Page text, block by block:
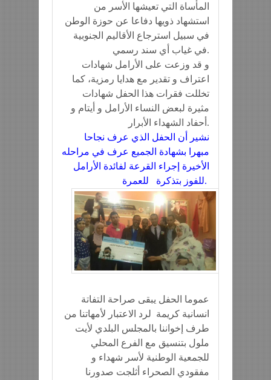
المأساة التي تعيشها الأسر من
استشهاد ذويها دفاعا عن حوزة الوطن
في سبيل استرجاع الأقاليم الجنوبية
في غياب أي سند رسمي.
اعتراف و تقدير مع هدايا رمزية، كما
تخللت فقرات هذا الحفل شهادات
مثيرة لبعض النساء الأرامل و أيتام و
أحفاد الشهداء الأبرار.
نشير أن الحفل الذي عرف نجاحا
مبهرا بشهادة الجميع عرف في مراحله
الأخيرة إجراء القرعة لفائدة الأرامل
للفوز بتذكرة للعمرة.
انسانية كريمة لرد الاعتبار لأمهاتنا من
طرف إخواننا بالمجلس البلدي لأيت
ملول بتنسيق مع الفرع المحلي
للجمعية الوطنية لأسر شهداء و
مفقودي الصحراء أثلجت صدورنا